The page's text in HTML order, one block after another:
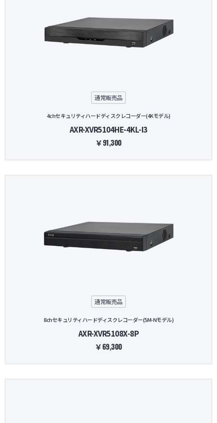
通常販売品
4chセキュリティハードディスクレコーダー(4Kモデル)
AXR-XVR5104HE-4KL-I3
￥91,300
通常販売品
8chセキュリティハードディスクレコーダー(5M-Nモデル)
AXR-XVR5108X-8P
￥69,300